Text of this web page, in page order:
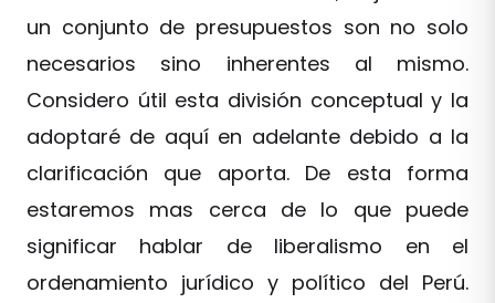
un conjunto de presupuestos son no solo
necesarios sino inherentes al mismo.
Considero útil esta división conceptual y la
adoptaré de aquí en adelante debido a la
clarificación que aporta. De esta forma
estaremos mas cerca de lo que puede
significar hablar de liberalismo en el
ordenamiento jurídico y político del Perú.